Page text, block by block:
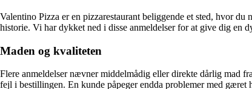
Valentino Pizza er en pizzarestaurant beliggende et sted, hvor
historie. Vi har dykket ned i disse anmeldelser for at give dig en
Maden og kvaliteten
Flere anmeldelser nævner middelmådig eller direkte dårlig mad
fejl i bestillingen. En kunde påpeger endda problemer med gæret